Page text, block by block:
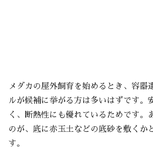
メダカの屋外飼育を始めるとき、容器
ルが候補に挙がる方は多いはずです。
く、断熱性にも優れているためです。
のが、底に赤玉土などの底砂を敷くか
す。